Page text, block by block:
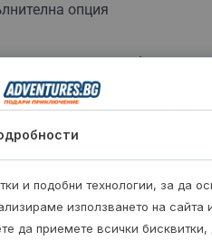
опция
лица трябва да
- до 240 кг общо тегло на
и скок.
и подобни технологии, за да
използването на сайта
да приемете всички бисквитки,